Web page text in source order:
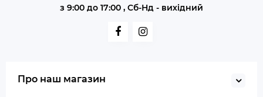
з 9:00 до 17:00 , Сб-Нд - вихідний
Про наш магазин